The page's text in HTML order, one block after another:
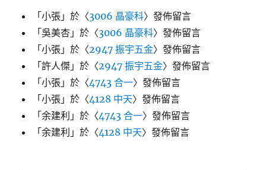
「小張 」於〈3006 晶豪科〉發佈留言
「吳美杏 」於〈3006 晶豪科〉發佈留言
「小張 」於〈2947 振宇五金〉發佈留言
「許人傑 」於〈2947 振宇五金〉發佈留言
「小張 」於〈4743 合一〉發佈留言
「小張 」於〈4128 中天〉發佈留言
「余建利 」於〈4743 合一〉發佈留言
「余建利 」於〈4128 中天〉發佈留言